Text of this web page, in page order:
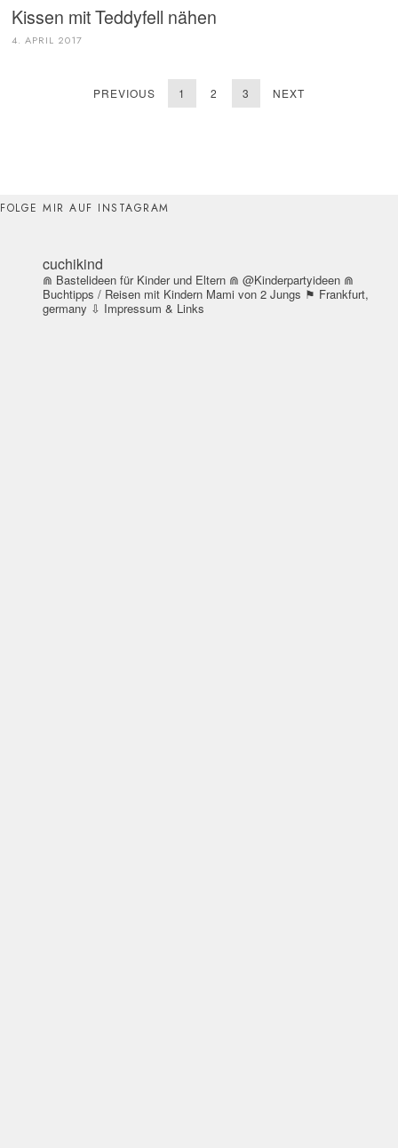
Kissen mit Teddyfell nähen
4. APRIL 2017
PREVIOUS 1 2 3 NEXT
FOLGE MIR AUF INSTAGRAM
cuchikind
⋒ Bastelideen für Kinder und Eltern ⋒ @Kinderpartyideen ⋒
Buchtipps / Reisen mit Kindern Mami von 2 Jungs ⚑ Frankfurt,
germany ⇩ Impressum & Links